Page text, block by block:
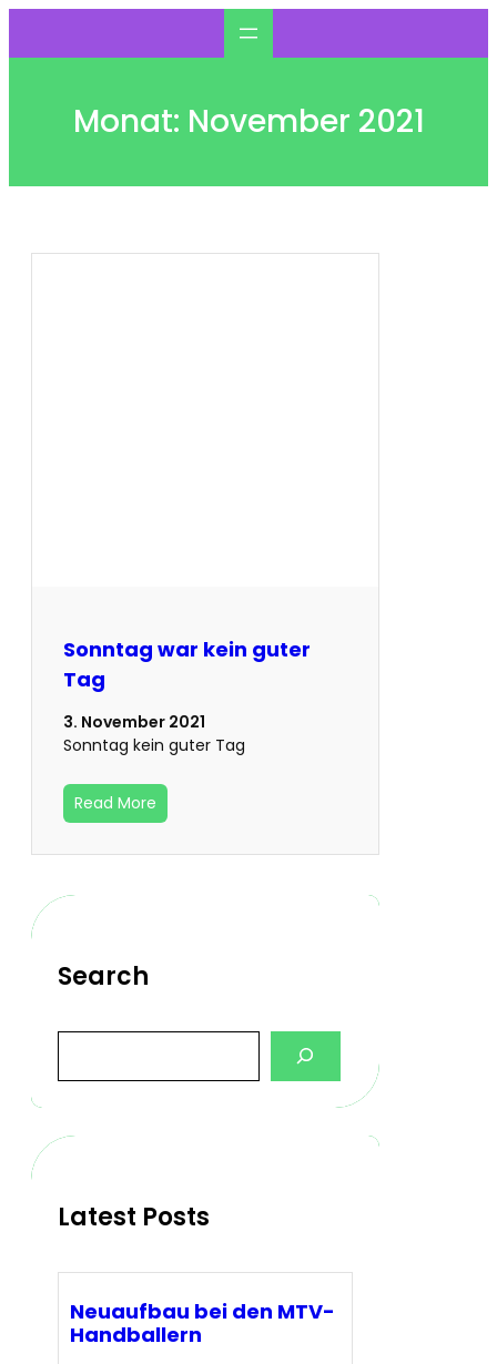
Monat: November 2021
Sonntag war kein guter
Tag
3. November 2021
Sonntag kein guter Tag
Read More
Search
a
c
Latest Posts
Neuaufbau bei den MTV-
Handballern